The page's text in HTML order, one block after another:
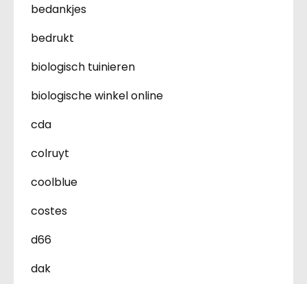
bedankjes
bedrukt
biologisch tuinieren
biologische winkel online
cda
colruyt
coolblue
costes
d66
dak